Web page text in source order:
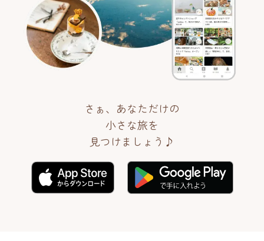
さぁ、あなただけの
小さな旅を
見つけましょう♪